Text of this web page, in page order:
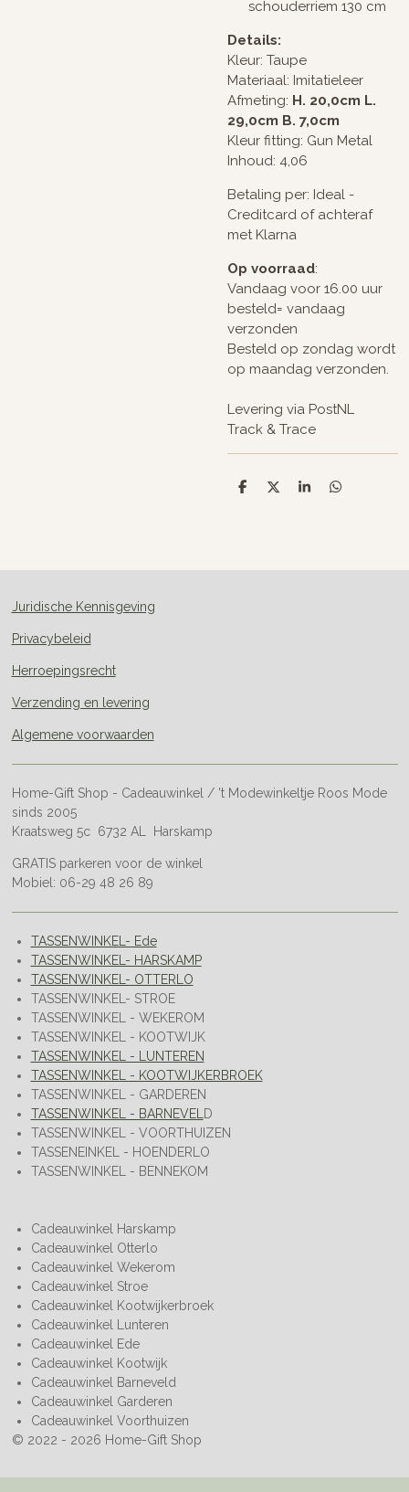
schouderriem 130 cm
Details:
Kleur: Taupe
Materiaal: Imitatieleer
Afmeting: H. 20,0cm L.
29,0cm B. 7,0cm
Kleur fitting: Gun Metal
Inhoud: 4,06
Betaling per: Ideal -
Creditcard of achteraf
met Klarna
Op voorraad:
Vandaag voor 16.00 uur
besteld= vandaag
verzonden
Besteld op zondag wordt
op maandag verzonden.
Levering via PostNL
Track & Trace
D
D
S
D
Juridische Kennisgeving
Privacybeleid
Herroepingsrecht
Verzending en levering
Algemene voorwaarden
Home-Gift Shop - Cadeauwinkel / 't Modewinkeltje Roos Mode
sinds 2005
Kraatsweg 5c 6732 AL Harskamp
GRATIS parkeren voor de winkel
Mobiel: 06-29 48 26 89
TASSENWINKEL- Ede
TASSENWINKEL- HARSKAMP
TASSENWINKEL- OTTERLO
TASSENWINKEL- STROE
TASSENWINKEL - WEKEROM
TASSENWINKEL - KOOTWIJK
TASSENWINKEL - LUNTEREN
TASSENWINKEL - KOOTWIJKERBROEK
TASSENWINKEL - GARDEREN
TASSENWINKEL - BARNEVEL
D
TASSENWINKEL - VOORTHUIZEN
TASSENEINKEL - HOENDERLO
TASSENWINKEL - BENNEKOM
Cadeauwinkel Harskamp
Cadeauwinkel Otterlo
Cadeauwinkel Wekerom
Cadeauwinkel Stroe
Cadeauwinkel Kootwijkerbroek
Cadeauwinkel Lunteren
Cadeauwinkel Ede
Cadeauwinkel Kootwijk
Cadeauwinkel Barneveld
Cadeauwinkel Garderen
Cadeauwinkel Voorthuizen
© 2022 - 2026 Home-Gift Shop